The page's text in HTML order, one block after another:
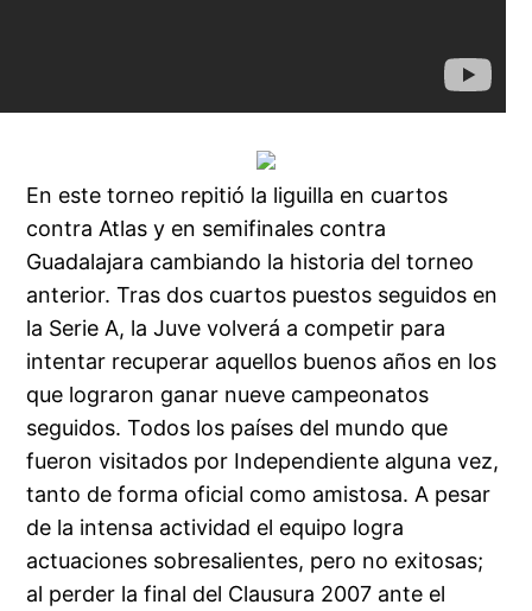
En este torneo repitió la liguilla en cuartos
contra Atlas y en semifinales contra
Guadalajara cambiando la historia del torneo
anterior. Tras dos cuartos puestos seguidos en
la Serie A, la Juve volverá a competir para
intentar recuperar aquellos buenos años en los
que lograron ganar nueve campeonatos
seguidos. Todos los países del mundo que
fueron visitados por Independiente alguna vez,
tanto de forma oficial como amistosa. A pesar
de la intensa actividad el equipo logra
actuaciones sobresalientes, pero no exitosas;
al perder la final del Clausura 2007 ante el